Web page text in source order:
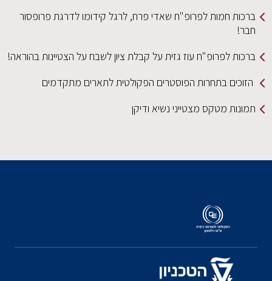
ברכות חמות לפרופ"ח שאדי פרח, לרגל קידומו לדרגת פרופסור
חבר!
ברכות לפרופ"ח עוז גזית על קבלת ציון לשבח על הצטיינות בהוראה!
הזוכים בתחרות הפוסטרים הפקולטית לתארים מתקדמים
תמונות מטקס מצטייני נשיא ודיקן